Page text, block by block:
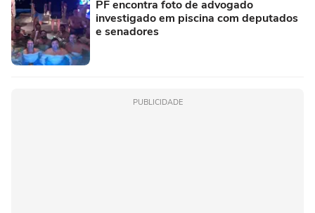
PF encontra foto de advogado
investigado em piscina com deputados
e senadores
PUBLICIDADE